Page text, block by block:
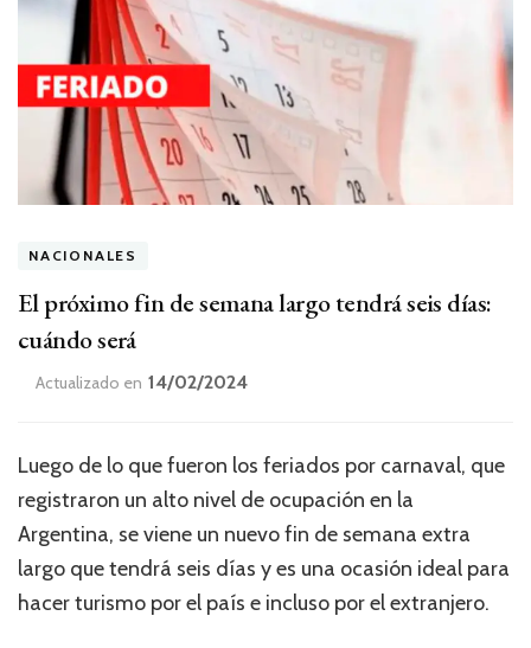
NACIONALES
El próximo fin de semana largo tendrá seis días:
cuándo será
Actualizado en 14/02/2024
Luego de lo que fueron los feriados por carnaval, que
registraron un alto nivel de ocupación en la
Argentina, se viene un nuevo fin de semana extra
largo que tendrá seis días y es una ocasión ideal para
hacer turismo por el país e incluso por el extranjero.